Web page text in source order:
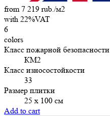
from 7 219 rub./м2
with 22%VAT
6
colors
Класс пожарной безопасности
КМ2
Класс износостойкости
33
Размер плитки
25 х 100 см
Add to cart